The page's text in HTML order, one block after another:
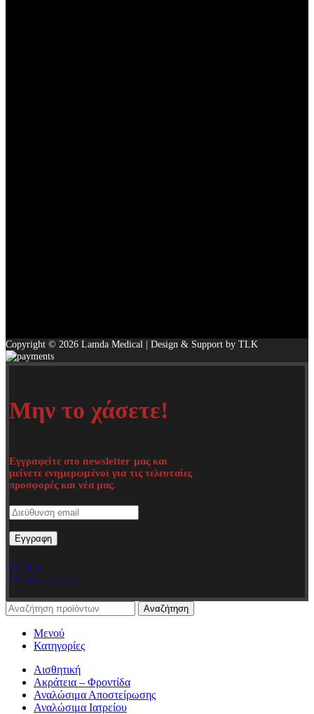
Copyright © 2026 Lamda Medical | Design & Support by TLK
Μην το χάσετε!
Εγγραφείτε στο newsletter μας και
μείνετε ενημερωμένοι για τις τελευταίες
προσφορές και νέα μας.
Όροι &
Προϋποθέσεις
Αναζήτηση
Μενού
Κατηγορίες
Αισθητική
Ακράτεια – Φροντίδα
Αναλώσιμα Αποστείρωσης
Αναλώσιμα Ιατρείου